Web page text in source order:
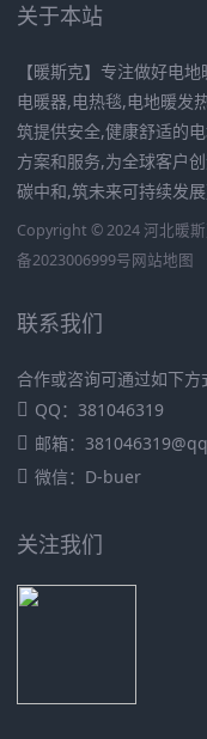
关于本站
【暖斯克】专注做好电
电暖器,电热毯,电地暖发
筑提供安全,健康舒适的
方案和服务,为全球客户
碳中和,筑未来可持续发
Copyright © 2024 河北暖
备2023006999号网站地图
联系我们
合作或咨询可通过如下方
QQ：381046319
邮箱：
微信：D-buer
关注我们